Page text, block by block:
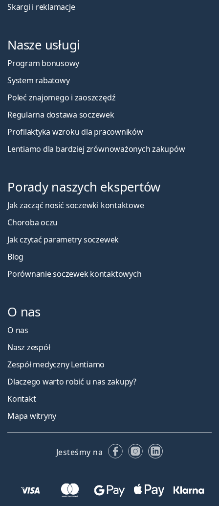
Skargi i reklamacje
Nasze usługi
Program bonusowy
System rabatowy
Poleć znajomego i zaoszczędź
Regularna dostawa soczewek
Profilaktyka wzroku dla pracowników
Lentiamo dla bardziej zrównoważonych zakupów
Porady naszych ekspertów
Jak zacząć nosić soczewki kontaktowe
Choroba oczu
Jak czytać parametry soczewek
Blog
Porównanie soczewek kontaktowych
O nas
O nas
Nasz zespół
Zespół medyczny Lentiamo
Dlaczego warto robić u nas zakupy?
Kontakt
Mapa witryny
Jesteśmy na FacebookuInstagramie
LinkedIn